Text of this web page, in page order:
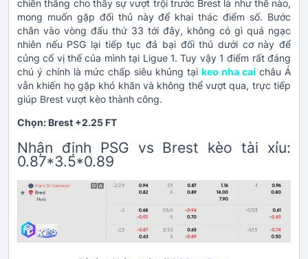
chiến thắng cho thấy sự vượt trội trước Brest là như thế nào,
mong muốn gặp đối thủ này để khai thác điểm số. Bước
chân vào vòng đấu thứ 33 tới đây, không có gì quá ngạc
nhiên nếu PSG lại tiếp tục đả bại đối thủ dưới cơ này để
củng cố vị thế của mình tại Ligue 1. Tuy vậy 1 điểm rất đáng
chú ý chính là mức chấp siêu khủng tại keo nha cai châu Á
vẫn khiến họ gặp khó khăn và không thể vượt qua, trực tiếp
giúp Brest vượt kèo thành công.
Chọn: Brest +2.25 FT
Nhận định PSG vs Brest kèo tài xỉu:
0.87*3.5*0.89